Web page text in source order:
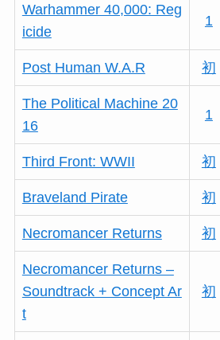
Warhammer 40,000: Reg
icide
1
Post Human W.A.R 初
The Political Machine 20
16
1
Third Front: WWII 初
Braveland Pirate 初
Necromancer Returns 初
Necromancer Returns –
Soundtrack + Concept Ar
t
初